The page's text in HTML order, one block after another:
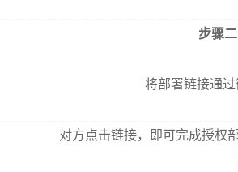
步骤
将部署链接通过
对方点击链接，即可完成授权